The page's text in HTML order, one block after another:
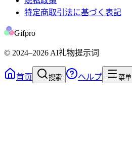
特定商取引法に基づく表記
Gifpro
© 2024–2026AI礼物提示词
首页 搜索 ヘルプ 菜单